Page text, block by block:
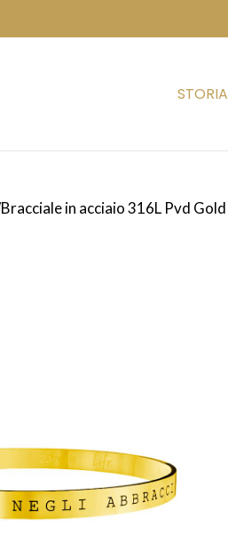
STORIA
Bracciale in acciaio 316L Pvd Gold